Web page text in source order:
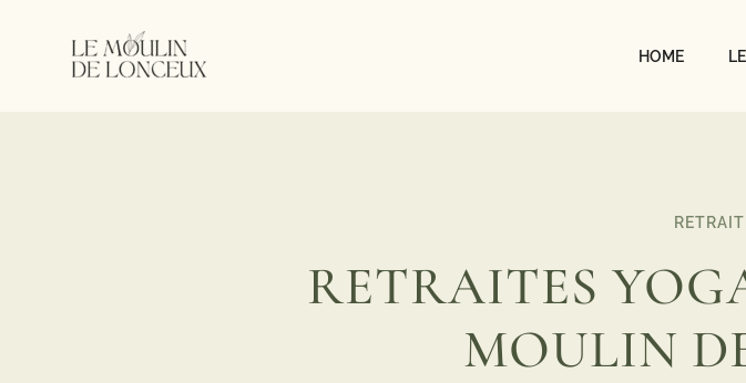
HOME
RETRAITES
MOULIN